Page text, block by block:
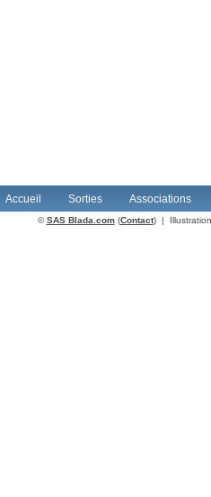
Accueil Sorties Associations
©SAS Blada.com(Contact) |